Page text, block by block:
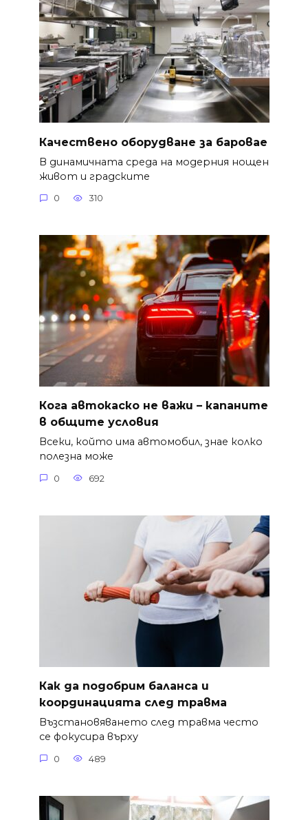
Качествено оборудване за баровае
В динамичната среда на модерния нощен
живот и градските
0 310
Кога автокаско не важи – капаните
в общите условия
Всеки, който има автомобил, знае колко
полезна може
0 692
Как да подобрим баланса и
координацията след травма
Възстановяването след травма често
се фокусира върху
0 489